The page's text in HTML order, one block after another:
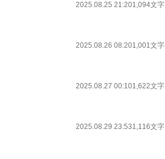
2025.08.25 21:201,094文字
2025.08.26 08:201,001文字
2025.08.27 00:101,622文字
2025.08.29 23:531,116文字